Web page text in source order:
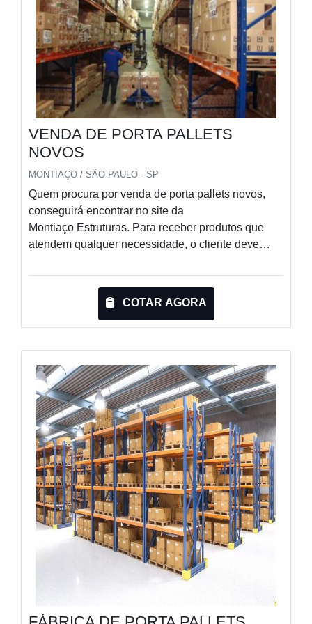
realizadas as atividades e modernos softwares de
cálculos. Tudo isso, unido a um time de equipe
multidisciplinar de consultores associados e
colaboradores eficientes, garante uma entrega de
excelência de ponta a ponta.
VENDA DE PORTA PALLETS
NOVOS
MONTIAÇO / SÃO PAULO - SP
Quem procura por venda de porta pallets novos,
conseguirá encontrar no site da
Montiaço Estruturas. Para receber produtos que
atendem qualquer necessidade, o cliente deve
bom suporte pré-venda e tenha ampla experiência
no ramo.Quando o interesse é por venda de porta
pallets novos, com a Montiaço Estruturas o cliente
encontrará excelente custo-benefício e diversas
NOVOSA Montiaço Estruturas canaliza seus
esforços em proporcionar uma estrutura com
escritório de alto padrão onde são realizadas as
atividades e equipamentos de última geração, tudo
isso para oferecer venda de porta pallets novos
com ótima qualidade.Há muitas maneiras eficientes
de uma companhia demonstrar competência,
excelência e destaque em sua área de atuação. A
Montiaço Estruturas se mostra referência por ter:
Suporte pré e pós-venda; Atendimento
personalizado; Colaboradores eficientes; Entrega
em curto prazo.Ainda focando na qualidade em
venda de porta pallets novos, mais do que visar
serviços que tenham ótima qualidade e proteção,
COTAR AGORA